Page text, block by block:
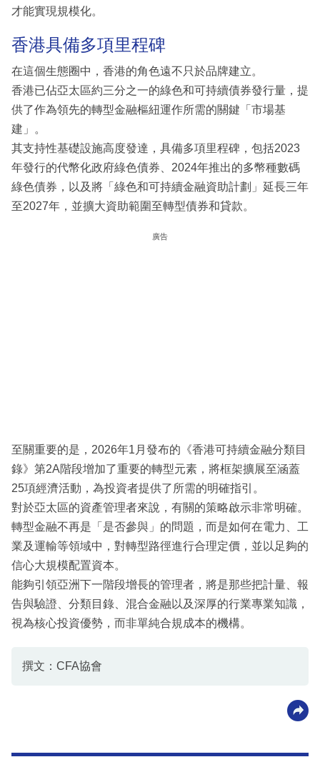
才能實現規模化。
香港具備多項里程碑
在這個生態圈中，香港的角色遠不只於品牌建立。
香港已佔亞太區約三分之一的綠色和可持續債券發行量，提
供了作為領先的轉型金融樞紐運作所需的關鍵「市場基
建」。
其支持性基礎設施高度發達，具備多項里程碑，包括2023
年發行的代幣化政府綠色債券、2024年推出的多幣種數碼
綠色債券，以及將「綠色和可持續金融資助計劃」延長三年
至2027年，並擴大資助範圍至轉型債券和貸款。
廣告
至關重要的是，2026年1月發布的《香港可持續金融分類目
錄》第2A階段增加了重要的轉型元素，將框架擴展至涵蓋
25項經濟活動，為投資者提供了所需的明確指引。
對於亞太區的資產管理者來說，有關的策略啟示非常明確。
轉型金融不再是「是否參與」的問題，而是如何在電力、工
業及運輸等領域中，對轉型路徑進行合理定價，並以足夠的
信心大規模配置資本。
能夠引領亞洲下一階段增長的管理者，將是那些把計量、報
告與驗證、分類目錄、混合金融以及深厚的行業專業知識，
視為核心投資優勢，而非單純合規成本的機構。
撰文：CFA協會